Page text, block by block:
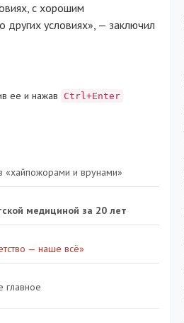
с хорошим
условиях», — заключил
ее и нажав Ctrl+Enter
«хайпожорами и врунами»
медициной за 20 лет
— наше всё»
главное